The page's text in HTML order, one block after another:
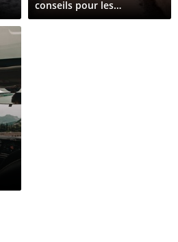
conseils pour les
aventuriers routiers